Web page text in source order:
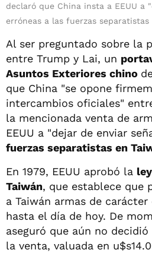
declaró que China insta a EEUU a
erróneas a las fuerzas separatistas
Al ser preguntado sobre la
entre Trump y Lai, un
Asuntos Exteriores chino
que China "se opone
intercambios oficiales"
la mencionada venta de
EEUU a "dejar de enviar
fuerzas separatistas en
En 1979, EEUU aprobó la
Taiwán, que establece que
a Taiwán armas de
hasta el día de hoy. De
aseguró que aún no
la venta, valuada en